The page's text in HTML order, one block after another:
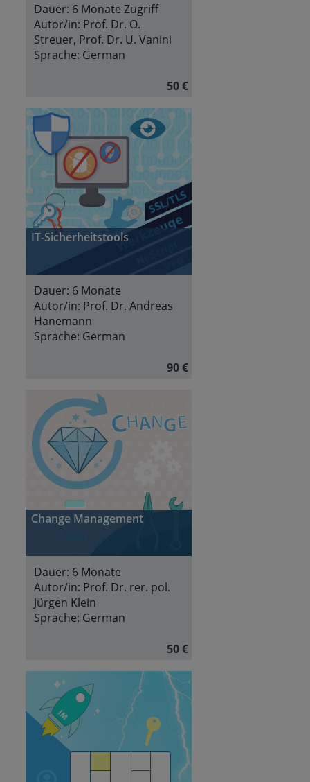
Dauer: 6 Monate Zugriff
Autor/in: Prof. Dr. O.
Streuer, Prof. Dr. U. Vanini
Sprache: German
50 €
IT-Sicherheitstools
Dauer: 6 Monate
Autor/in: Prof. Dr. Andreas
Hanemann
Sprache: German
90 €
Change Management
Dauer: 6 Monate
Autor/in: Prof. Dr. rer. pol.
Jürgen Klein
Sprache: German
50 €